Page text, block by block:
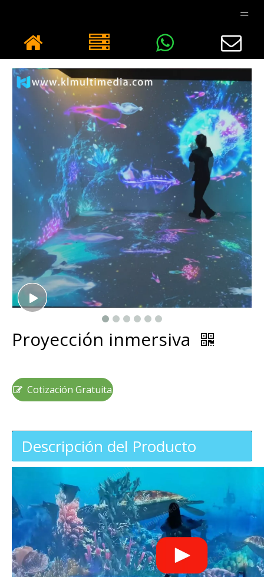
Proyección inmersiva
Cotización Gratuita
Descripción del Producto